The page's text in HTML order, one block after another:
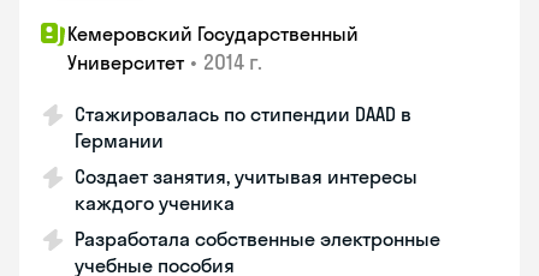
Кемеровский Государственный
Университет • 2014 г.
Стажировалась по стипендии DAAD в
Германии
Создает занятия, учитывая интересы
каждого ученика
Разработала собственные электронные
учебные пособия